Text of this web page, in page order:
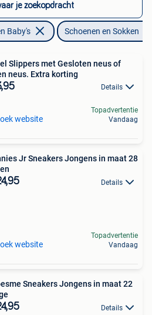
je zoekopdracht
Baby's Schoenen en Sokken
Slippers met Gesloten neus of
neus. Extra korting
Details
website
Topadvertentie
Vandaag
Jr Sneakers Jongens in maat 28
Details
website
Topadvertentie
Vandaag
Sneakers Jongens in maat 22
Details